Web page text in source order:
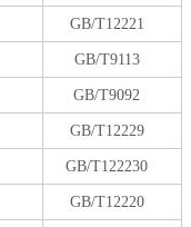
GB/T12221
GB/T9113
GB/T9092
GB/T12229
GB/T122230
GB/T12220